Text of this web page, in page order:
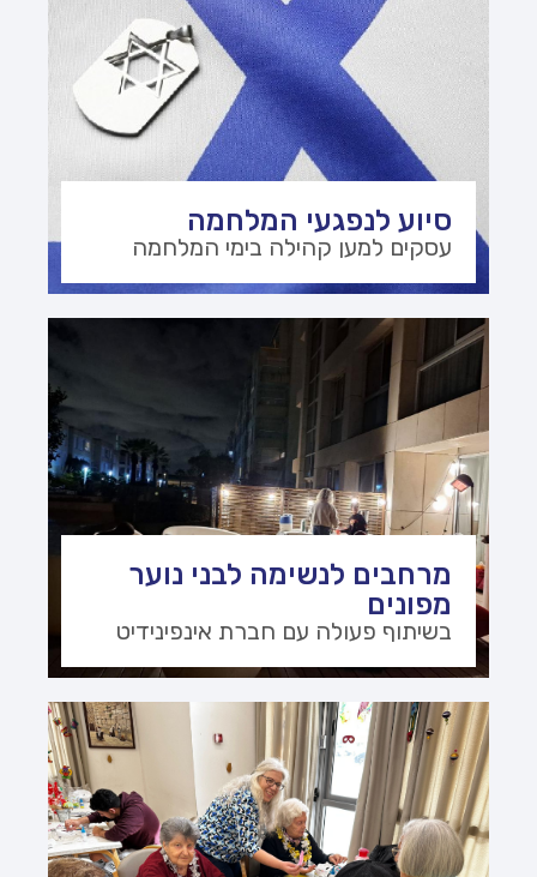
סיוע לנפגעי המלחמה
עסקים למען קהילה בימי המלחמה
מרחבים לנשימה לבני נוער
מפונים
בשיתוף פעולה עם חברת אינפינידיט